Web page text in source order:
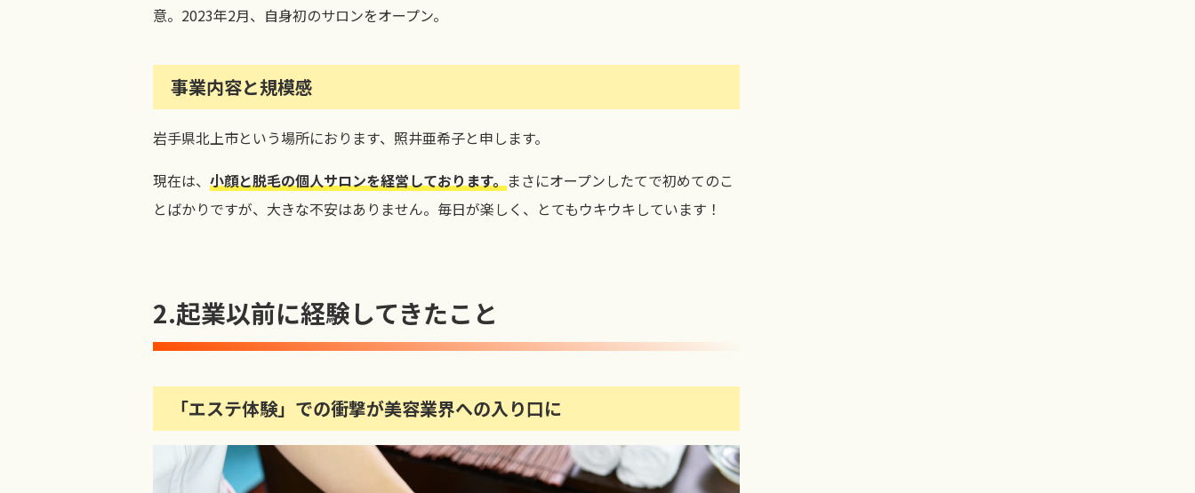
意。2023年2月、自身初のサロンをオープン。
事業内容と規模感
岩手県北上市という場所におります、照井亜希子と申します。
現在は、 小顔と脱毛の個人サロンを経営しております。まさにオープンしたてで初めてのこ
とばかりですが、大きな不安はありません。毎日が楽しく、とてもウキウキしています！
2.起業以前に経験してきたこと
「エステ体験」での衝撃が美容業界への入り口に